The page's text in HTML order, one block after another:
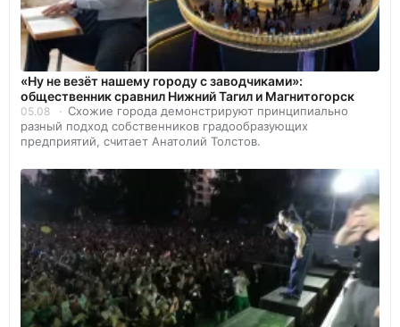
«Ну не везёт нашему городу с заводчиками»:
общественник сравнил Нижний Тагил и Магнитогорск
05.08
Схожие города демонстрируют принципиально
разный подход собственников градообразующих
предприятий, считает Анатолий Толстов.